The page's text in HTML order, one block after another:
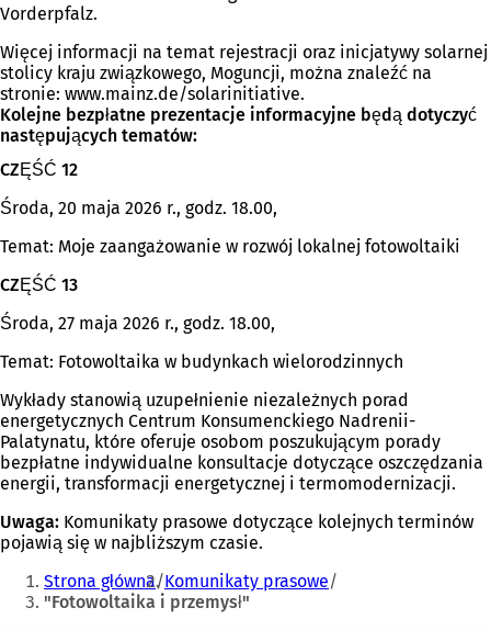
Vorderpfalz.
Więcej informacji na temat rejestracji oraz inicjatywy solarnej
stolicy kraju związkowego, Moguncji, można znaleźć na
stronie: www.mainz.de/solarinitiative.
Kolejne bezpłatne prezentacje informacyjne będą dotyczyć
następujących tematów:
CZĘŚĆ 12
Środa, 20 maja 2026 r., godz. 18.00,
Temat: Moje zaangażowanie w rozwój lokalnej fotowoltaiki
CZĘŚĆ 13
Środa, 27 maja 2026 r., godz. 18.00,
Temat: Fotowoltaika w budynkach wielorodzinnych
Wykłady stanowią uzupełnienie niezależnych porad
energetycznych Centrum Konsumenckiego Nadrenii-
Palatynatu, które oferuje osobom poszukującym porady
bezpłatne indywidualne konsultacje dotyczące oszczędzania
energii, transformacji energetycznej i termomodernizacji.
Uwaga: Komunikaty prasowe dotyczące kolejnych terminów
pojawią się w najbliższym czasie.
Jesteś
tutaj:
Strona główna Komunikaty prasowe
"Fotowoltaika i przemysł"